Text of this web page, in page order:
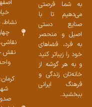
به شما فرصتی
می‌دهیم تا با
صنایع دستی
اصیل و منحصر
به فرد، فضاهای
خود را زیباتر کنید
و به هر گوشه از
خانه‌تان زندگی و
فرهنگ ایرانی
ببخشید.
نشاط،
نقش